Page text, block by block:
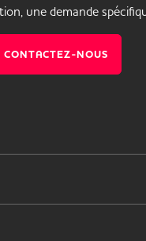
une demande
CONTACTEZ-NOUS